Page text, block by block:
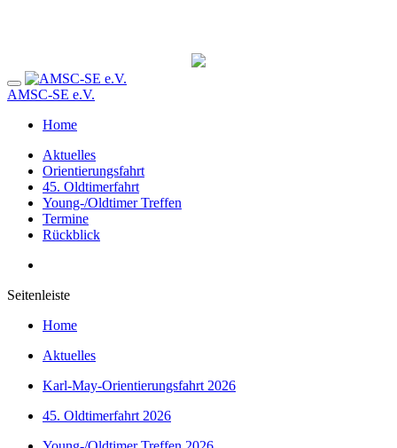
AMSC-SE e.V.
Home
Aktuelles
Orientierungsfahrt
45. Oldtimerfahrt
Young-/Oldtimer Treffen
Termine
Rückblick
Seitenleiste
Home
Aktuelles
Karl-May-Orientierungsfahrt 2026
45. Oldtimerfahrt 2026